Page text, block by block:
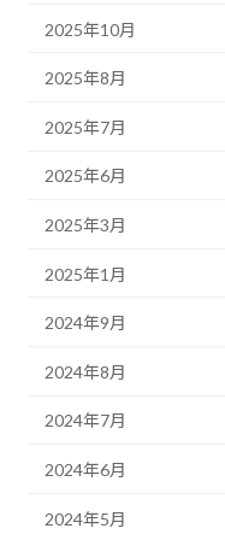
2025年10月
2025年8月
2025年7月
2025年6月
2025年3月
2025年1月
2024年9月
2024年8月
2024年7月
2024年6月
2024年5月